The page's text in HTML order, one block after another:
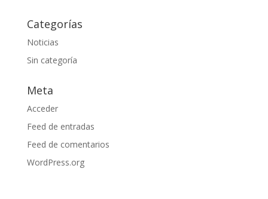
Categorías
Noticias
Sin categoría
Meta
Acceder
Feed de entradas
Feed de comentarios
WordPress.org